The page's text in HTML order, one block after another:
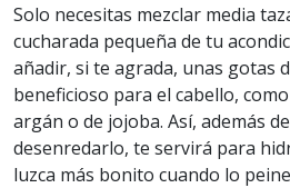
Solo necesitas mezclar media
cucharada pequeña de tu
añadir, si te agrada, unas gotas
beneficioso para el cabello,
argán o de jojoba. Así, además
desenredarlo, te servirá para
luzca más bonito cuando lo